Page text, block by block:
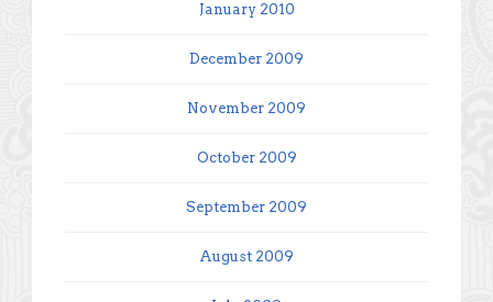
January 2010
December 2009
November 2009
October 2009
September 2009
August 2009